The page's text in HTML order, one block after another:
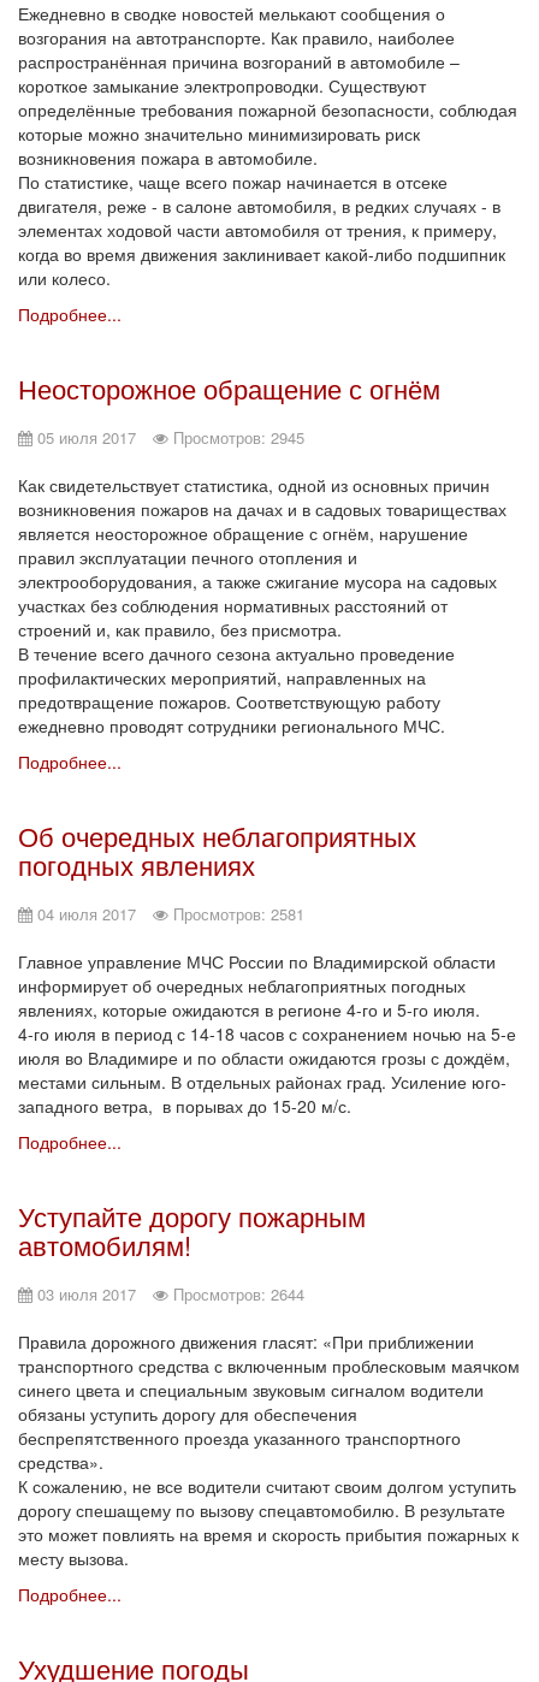
Ежедневно в сводке новостей мелькают сообщения о
возгорания на автотранспорте. Как правило, наиболее
распространённая причина возгораний в автомобиле –
короткое замыкание электропроводки. Существуют
определённые требования пожарной безопасности, соблюдая
которые можно значительно минимизировать риск
возникновения пожара в автомобиле.
По статистике, чаще всего пожар начинается в отсеке
двигателя, реже - в салоне автомобиля, в редких случаях - в
элементах ходовой части автомобиля от трения, к примеру,
когда во время движения заклинивает какой-либо подшипник
или колесо.
Подробнее...
Неосторожное обращение с огнём
05 июля 2017 Просмотров: 2945
Как свидетельствует статистика, одной из основных причин
возникновения пожаров на дачах и в садовых товариществах
является неосторожное обращение с огнём, нарушение
правил эксплуатации печного отопления и
электрооборудования, а также сжигание мусора на садовых
участках без соблюдения нормативных расстояний от
строений и, как правило, без присмотра.
В течение всего дачного сезона актуально проведение
профилактических мероприятий, направленных на
предотвращение пожаров. Соответствующую работу
ежедневно проводят сотрудники регионального МЧС.
Подробнее...
Об очередных неблагоприятных
погодных явлениях
04 июля 2017 Просмотров: 2581
Главное управление МЧС России по Владимирской области
информирует об очередных неблагоприятных погодных
явлениях, которые ожидаются в регионе 4-го и 5-го июля.
4-го июля в период с 14-18 часов с сохранением ночью на 5-е
июля во Владимире и по области ожидаются грозы с дождём,
местами сильным. В отдельных районах град. Усиление юго-
западного ветра, в порывах до 15-20 м/с.
Подробнее...
Уступайте дорогу пожарным
автомобилям!
03 июля 2017 Просмотров: 2644
Правила дорожного движения гласят: «При приближении
транспортного средства с включенным проблесковым маячком
синего цвета и специальным звуковым сигналом водители
обязаны уступить дорогу для обеспечения
беспрепятственного проезда указанного транспортного
средства».
К сожалению, не все водители считают своим долгом уступить
дорогу спешащему по вызову спецавтомобилю. В результате
это может повлиять на время и скорость прибытия пожарных к
месту вызова.
Подробнее...
Ухудшение погоды